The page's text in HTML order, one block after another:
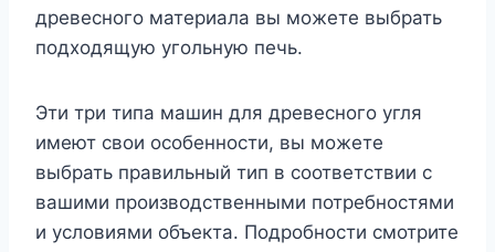
древесного материала вы можете выбрать
подходящую угольную печь.
Эти три типа машин для древесного угля
имеют свои особенности, вы можете
выбрать правильный тип в соответствии с
вашими производственными потребностями
и условиями объекта. Подробности смотрите